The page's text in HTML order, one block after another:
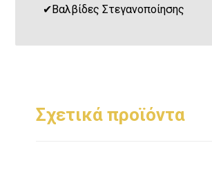
✔Βαλβίδες Στεγανοποίησης
Σχετικά προϊόντα